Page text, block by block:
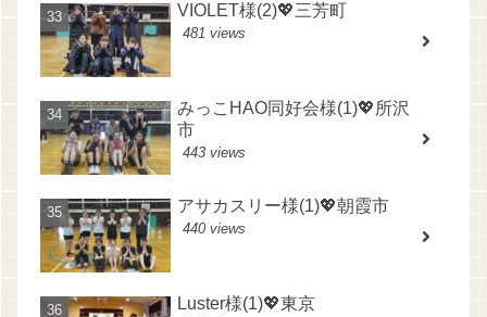
VIOLET様(2)💖三芳町
481 views
みっこHAO同好会様(1)💖所沢
市
443 views
アサカスリー様(1)💖朝霞市
440 views
Luster様(1)💖東京